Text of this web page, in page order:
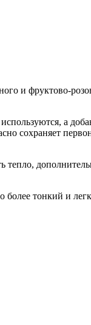
и фруктово-
а
сохраняет
тепло,
более тонкий и